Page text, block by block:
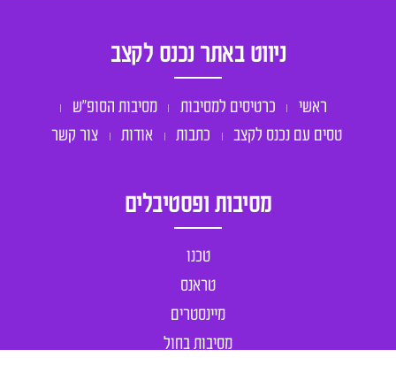
מסיבות ופסטיבלים
טכנו
טראנס
מיינסטרים
מסיבות בחול
ניווט באתר נכנס לקצב
ראשי כרטיסים למסיבות
מסיבות הסופ״ש
טסים עם נכנס לקצב
כתבות אודות צור קשר